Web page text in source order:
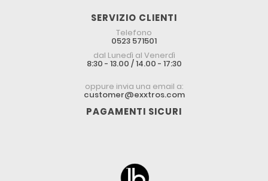
SERVIZIO CLIENTI
Telefono
0523 571501
dal Lunedì al Venerdì
8:30 - 13.00 / 14.00 - 17:30
oppure invia una email a:
customer@exxtros.com
PAGAMENTI SICURI